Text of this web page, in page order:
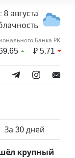
августа
Банка РК
₽5.71
За 30 дней
крупный